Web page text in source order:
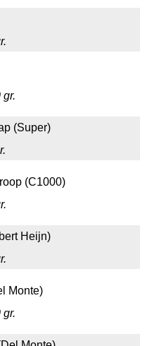
(Super)
(C1000)
Heijn)
Monte)